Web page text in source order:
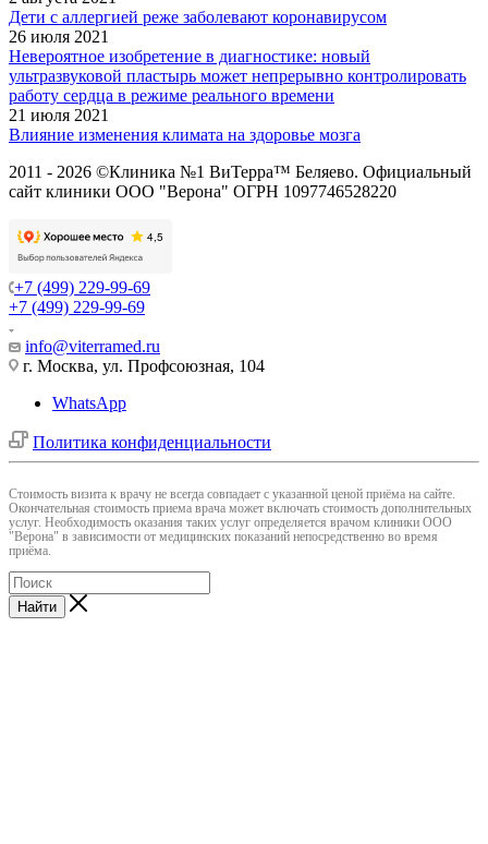
Дети с аллергией реже заболевают коронавирусом
26 июля 2021
Невероятное изобретение в диагностике: новый
ультразвуковой пластырь может непрерывно контролировать
работу сердца в режиме реального времени
21 июля 2021
Влияние изменения климата на здоровье мозга
2011 - 2026 ©Клиника №1 ВиТерра™ Беляево. Официальный
сайт клиники ООО "Верона" ОГРН 1097746528220
+7 (499) 229-99-69
+7 (499) 229-99-69
info@viterramed.ru
г. Москва, ул. Профсоюзная, 104
WhatsApp
Политика конфиденциальности
Cтоимость визита к врачу не всегда совпадает с указанной ценой приёма на сайте.
Окончательная стоимость приема врача может включать стоимость дополнительных
услуг. Необходимость оказания таких услуг определяется врачом клиники ООО
"Верона" в зависимости от медицинских показаний непосредственно во время
приёма.
Найти